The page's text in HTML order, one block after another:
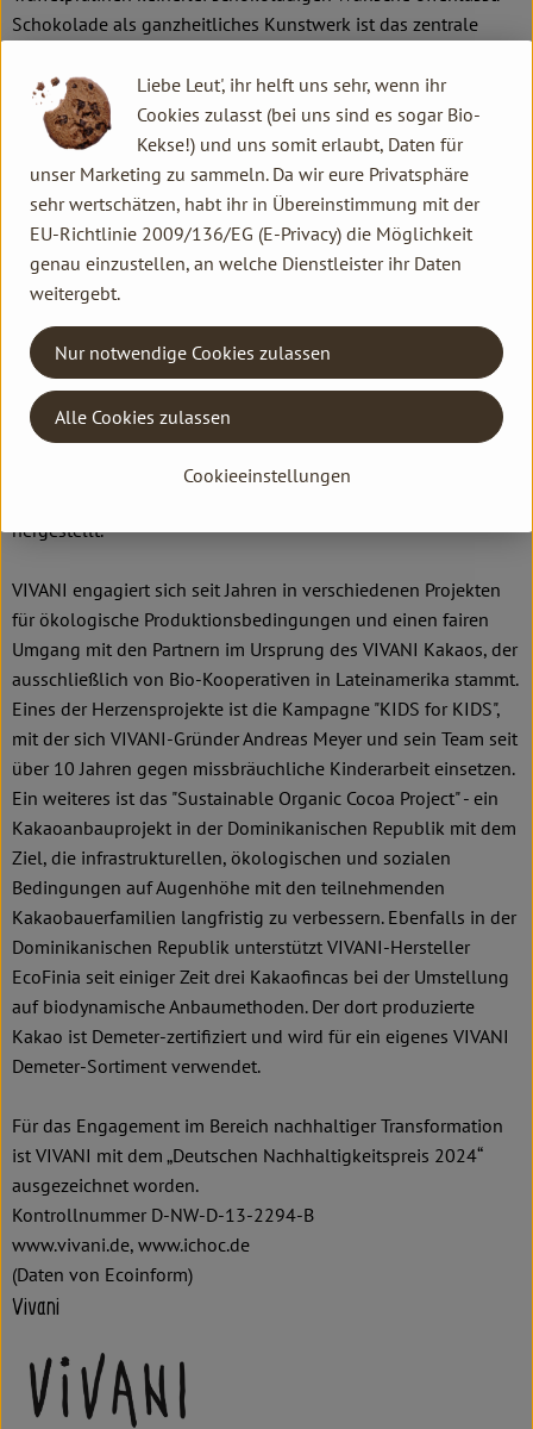
Schokolade als ganzheitliches Kunstwerk ist das zentrale
Rezepturen aus besten Zutaten mit künstlerischen
Verpackungsdesigns und den Aspekten von Nachhaltigkeit
und sozialer Verantwortung. Das Bochumer Unternehmen um
Gründer und Gesellschafter Andreas Meyer und
Geschäftsführer Gerrit Wiezoreck engagiert sich seit Jahren
gegen ausbeuterische Kinderarbeit und betreibt eigene
Projekte für besonders fairen und biodynamisch-angebauten
Bio-Kakao in der Dominikanischen Republik, Heimat der
weltbesten Edelkakaosorten.
Produktionspartner ist die renommierte Schokoladenfabrik
Weinrich im ostwestfälischen Herford, ein
Familienunternehmen in vierter Generation und eine der
ältesten Schokoladenfabriken Deutschlands. Hier werden die
hergestellt.
VIVANI engagiert sich seit Jahren in verschiedenen Projekten
für ökologische Produktionsbedingungen und einen fairen
Umgang mit den Partnern im Ursprung des VIVANI Kakaos, der
ausschließlich von Bio-Kooperativen in Lateinamerika stammt.
Eines der Herzensprojekte ist die Kampagne "KIDS for KIDS",
mit der sich VIVANI-Gründer Andreas Meyer und sein Team seit
über 10 Jahren gegen missbräuchliche Kinderarbeit einsetzen.
Ein weiteres ist das "Sustainable Organic Cocoa Project" - ein
Kakaoanbauprojekt in der Dominikanischen Republik mit dem
Ziel, die infrastrukturellen, ökologischen und sozialen
Bedingungen auf Augenhöhe mit den teilnehmenden
Kakaobauerfamilien langfristig zu verbessern. Ebenfalls in der
Dominikanischen Republik unterstützt VIVANI-Hersteller
EcoFinia seit einiger Zeit drei Kakaofincas bei der Umstellung
auf biodynamische Anbaumethoden. Der dort produzierte
Kakao ist Demeter-zertifiziert und wird für ein eigenes VIVANI
Demeter-Sortiment verwendet.
Für das Engagement im Bereich nachhaltiger Transformation
ist VIVANI mit dem „Deutschen Nachhaltigkeitspreis 2024“
ausgezeichnet worden.
Kontrollnummer D-NW-D-13-2294-B
www.vivani.de, www.ichoc.de
(Daten von Ecoinform)
Vivani
Liebe Leut', ihr helft uns sehr, wenn ihr
Cookies zulasst (bei uns sind es sogar Bio-
Kekse!) und uns somit erlaubt, Daten für
unser Marketing zu sammeln. Da wir eure Privatsphäre
sehr wertschätzen, habt ihr in Übereinstimmung mit der
EU-Richtlinie 2009/136/EG (E-Privacy) die Möglichkeit
genau einzustellen, an welche Dienstleister ihr Daten
weitergebt.
Cookieeinstellungen
Nur notwendige Cookies zulassen
Alle Cookies zulassen